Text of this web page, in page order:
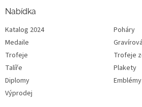
Nabídka
Katalog 2024
Poháry
Medaile
Trofeje
Trofeje
Talíře
Plakety
Diplomy
Emblémy
Výprodej